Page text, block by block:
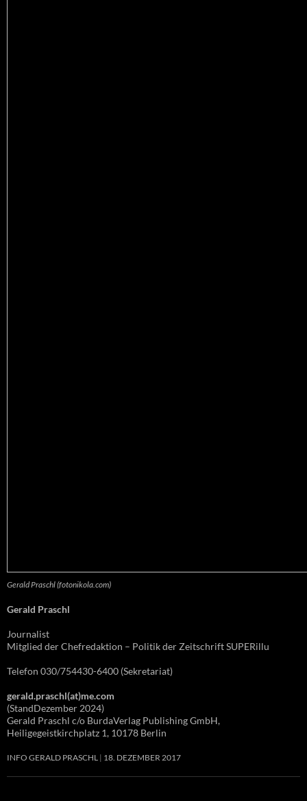
Gerald Praschl (fotonikola.com)
Gerald Praschl
Journalist
Mitglied der Chefredaktion – Politik der Zeitschrift SUPERillu
Telefon 030/754430-6400 (Sekretariat)
gerald.praschl(at)me.com
(StandDezember 2024)
Gerald Praschl c/o BurdaVerlag Publishing GmbH,
Heiligegeistkirchplatz 1, 10178 Berlin
INFO GERALD PRASCHL 18. DEZEMBER 2017